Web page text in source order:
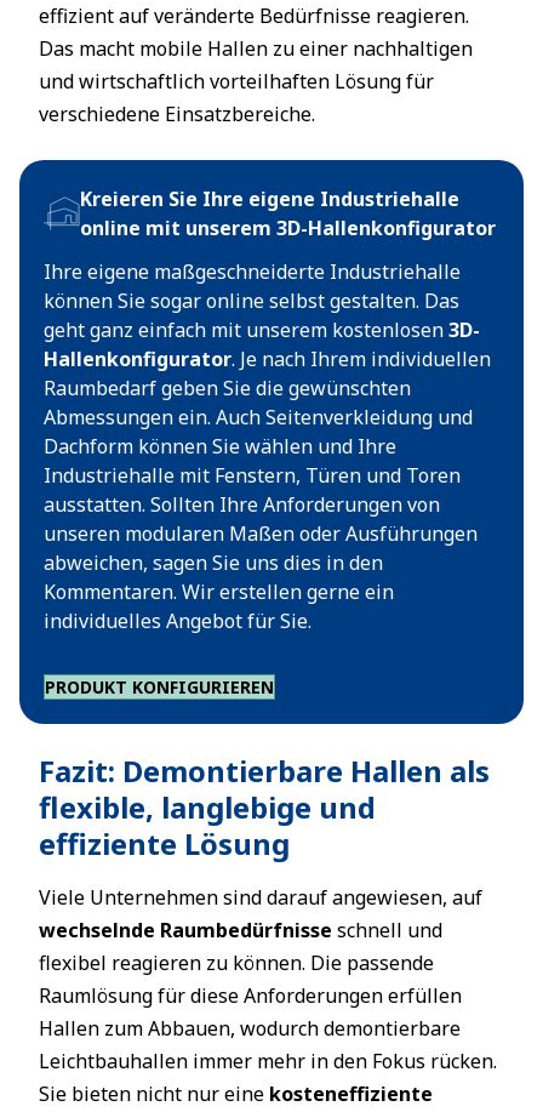
effizient auf veränderte Bedürfnisse reagieren.
Das macht mobile Hallen zu einer nachhaltigen
und wirtschaftlich vorteilhaften Lösung für
verschiedene Einsatzbereiche.
Kreieren Sie Ihre eigene Industriehalle
online mit unserem 3D-Hallenkonfigurator
Ihre eigene maßgeschneiderte Industriehalle
können Sie sogar online selbst gestalten. Das
geht ganz einfach mit unserem kostenlosen3D-
Hallenkonfigurator. Je nach Ihrem individuellen
Raumbedarf geben Sie die gewünschten
Abmessungen ein. Auch Seitenverkleidung und
Dachform können Sie wählen und Ihre
Industriehalle mit Fenstern, Türen und Toren
ausstatten. Sollten Ihre Anforderungen von
unseren modularen Maßen oder Ausführungen
abweichen, sagen Sie uns dies in den
Kommentaren. Wir erstellen gerne ein
individuelles Angebot für Sie.
PRODUKT KONFIGURIEREN
Fazit: Demontierbare Hallen als
flexible, langlebige und
effiziente Lösung
Viele Unternehmen sind darauf angewiesen, auf
wechselnde Raumbedürfnisse schnell und
flexibel reagieren zu können. Die passende
Raumlösung für diese Anforderungen erfüllen
Hallen zum Abbauen, wodurch demontierbare
Leichtbauhallen immer mehr in den Fokus rücken.
Sie bieten nicht nur eine kosteneffiziente